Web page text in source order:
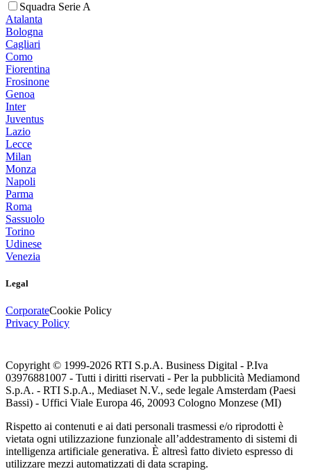
Squadra Serie A
Atalanta
Bologna
Cagliari
Como
Fiorentina
Frosinone
Genoa
Inter
Juventus
Lazio
Lecce
Milan
Monza
Napoli
Parma
Roma
Sassuolo
Torino
Udinese
Venezia
Legal
CorporateCookie Policy
Privacy Policy
Copyright © 1999-2026 RTI S.p.A. Business Digital - P.Iva
03976881007 - Tutti i diritti riservati - Per la pubblicità Mediamond
S.p.A. - RTI S.p.A., Mediaset N.V., sede legale Amsterdam (Paesi
Bassi) - Uffici Viale Europa 46, 20093 Cologno Monzese (MI)
Rispetto ai contenuti e ai dati personali trasmessi e/o riprodotti è
vietata ogni utilizzazione funzionale all’addestramento di sistemi di
intelligenza artificiale generativa. È altresì fatto divieto espresso di
utilizzare mezzi automatizzati di data scraping.